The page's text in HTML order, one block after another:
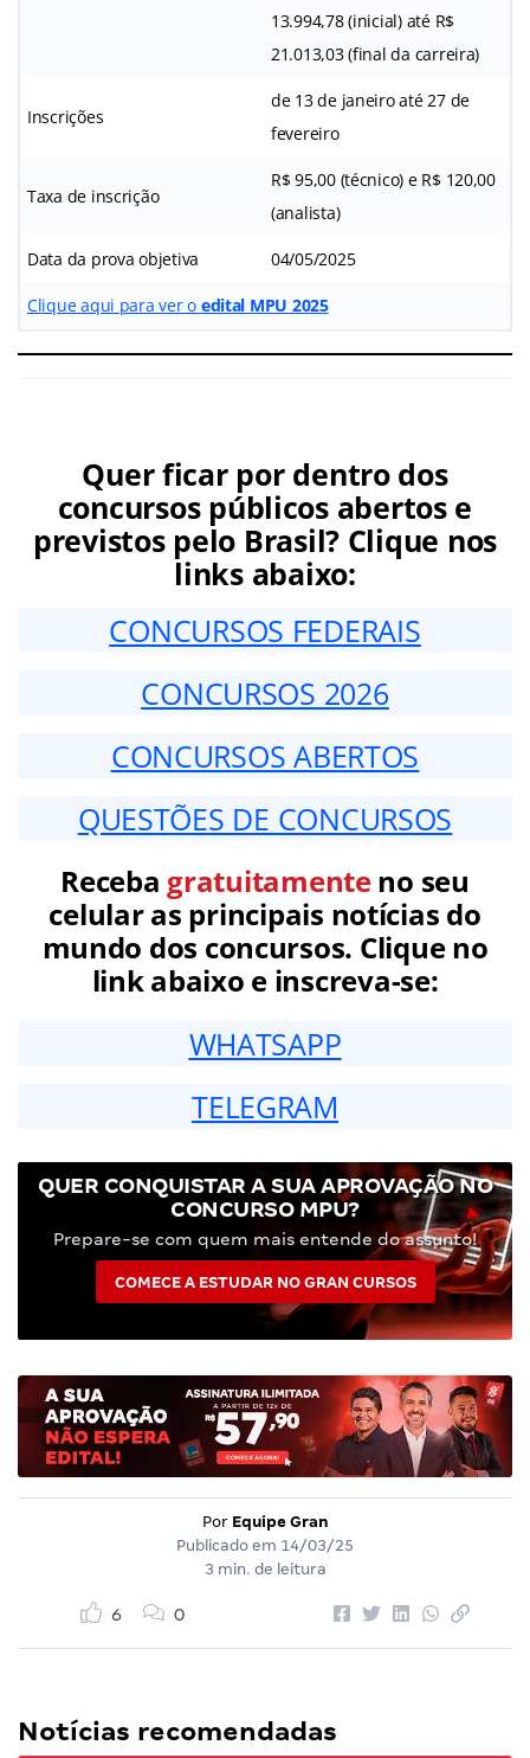
13.994,78 (inicial) até R$
21.013,03 (final da carreira)
Inscrições
de 13 de janeiro até 27 de
fevereiro
Taxa de inscrição
R$ 95,00 (técnico) e R$ 120,00
(analista)
Data da prova objetiva 04/05/2025
Clique aqui para ver o edital MPU 2025
Quer ficar por dentro dos
concursos públicos abertos e
previstos pelo Brasil? Clique nos
links abaixo:
CONCURSOS FEDERAIS
CONCURSOS 2026
CONCURSOS ABERTOS
QUESTÕES DE CONCURSOS
Receba gratuitamenteno seu
celular as principais notícias do
mundo dos concursos. Clique no
link abaixo e inscreva-se:
WHATSAPP
TELEGRAM
QUER CONQUISTAR A SUA APROVAÇÃO NO
CONCURSO MPU?
Prepare-se com quem mais entende do assunto!
COMECE A ESTUDAR NO GRAN CURSOS
Por Equipe Gran
Publicado em 14/03/25
3 min. de leitura
6 0
Notícias recomendadas